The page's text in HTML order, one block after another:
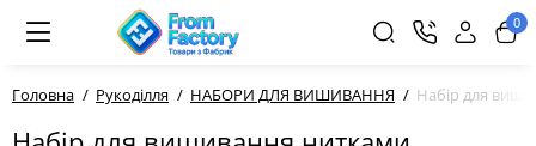
0
Головна Рукоділля НАБОРИ ДЛЯ ВИШИВАННЯ Набір для